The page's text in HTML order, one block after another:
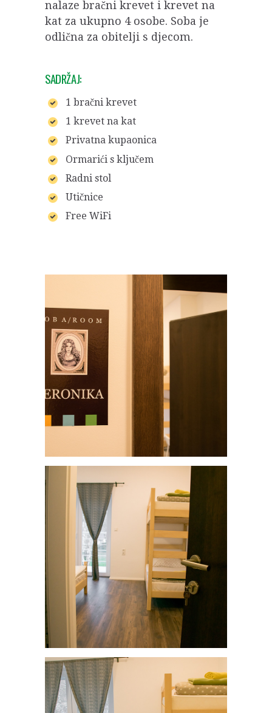
nalaze bračni krevet i krevet na
kat za ukupno 4 osobe. Soba je
odlična za obitelji s djecom.
SADRŽAJ:
1 bračni krevet
1 krevet na kat
Privatna kupaonica
Ormarići s ključem
Radni stol
Utičnice
Free WiFi